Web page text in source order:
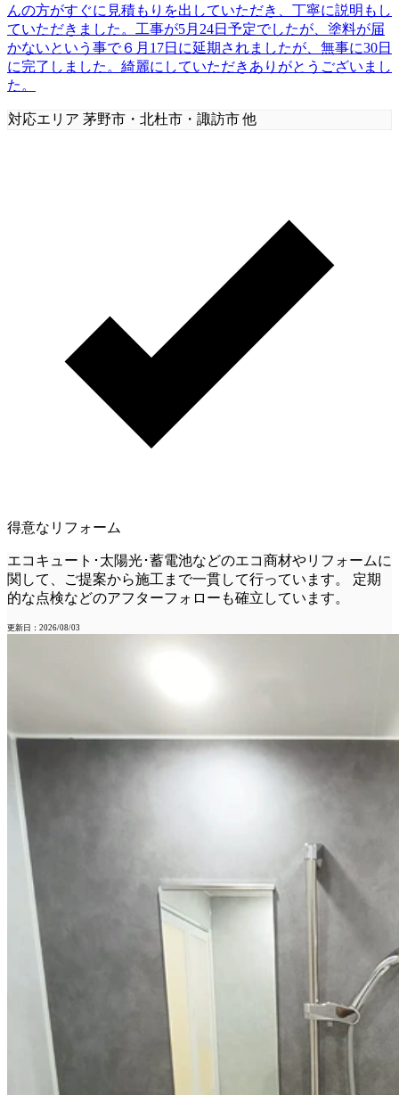
んの方がすぐに見積もりを出していただき、丁寧に説明もし
ていただきました。工事が5月24日予定でしたが、塗料が届
かないという事で６月17日に延期されましたが、無事に30日
に完了しました。綺麗にしていただきありがとうございまし
た。
対応エリア 茅野市・北杜市・諏訪市 他
得意なリフォーム
エコキュート･太陽光･蓄電池などのエコ商材やリフォームに
関して、ご提案から施工まで一貫して行っています。 定期
的な点検などのアフターフォローも確立しています。
更新日：2026/08/03